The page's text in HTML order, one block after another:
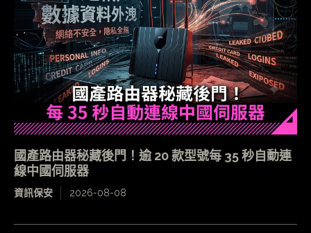
國產路由器秘藏後門！逾 20 款型號每 35 秒自動連
線中國伺服器
資訊保安 2026-08-08